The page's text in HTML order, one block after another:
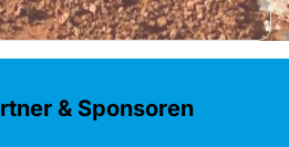
& Sponsoren